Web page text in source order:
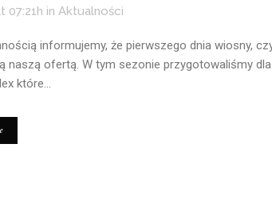
07:21h in Aktualności
informujemy, że pierwszego dnia wiosny,
naszą ofertą. W tym sezonie przygotowaliśmy
które...